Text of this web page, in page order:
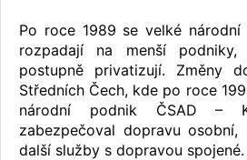
Po roce 1989 se velké národní
rozpadají na menší
postupně privatizují. Změny
Středních Čech, kde po roce
národní podnik ČSAD –
zabezpečoval dopravu osobní,
další služby s dopravou spojené.